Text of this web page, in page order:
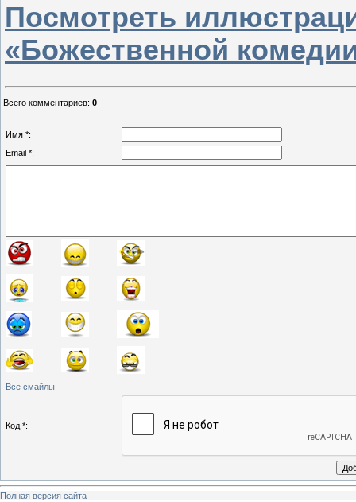
Посмотреть
«Божественной
Всего комментариев: 0
Имя *:
Email *:
Все смайлы
Код *:
Полная версия сайта